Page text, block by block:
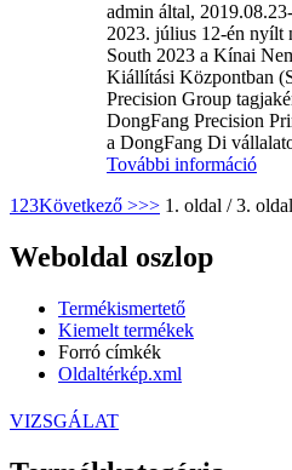
admin által,
2023. július 12-én nyílt
South 2023 a Kínai
Kiállítási Központban
Precision Group
DongFang Precision
a DongFang Di
További információ
1 23Következő >>> 1. oldal / 3. oldal
Weboldal oszlop
Termékismertető
Kiemelt termékek
Forró címkék
Oldaltérkép.xml
VIZSGÁLAT